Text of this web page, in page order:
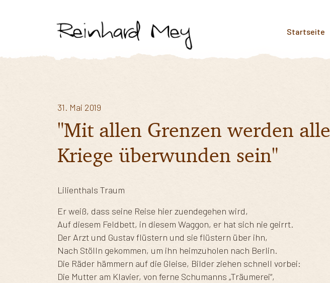
Startseite
31. Mai 2019
"Mit allen Grenzen werden alle
Kriege überwunden sein"
Lilienthals Traum
Er weiß, dass seine Reise hier zuendegehen wird,
Auf diesem Feldbett, in diesem Waggon, er hat sich nie geirrt.
Der Arzt und Gustav flüstern und sie flüstern über ihn,
Nach Stölln gekommen, um ihn heimzuholen nach Berlin.
Die Räder hämmern auf die Gleise, Bilder ziehen schnell vorbei:
Die Mutter am Klavier, von ferne Schumanns „Träumerei“,